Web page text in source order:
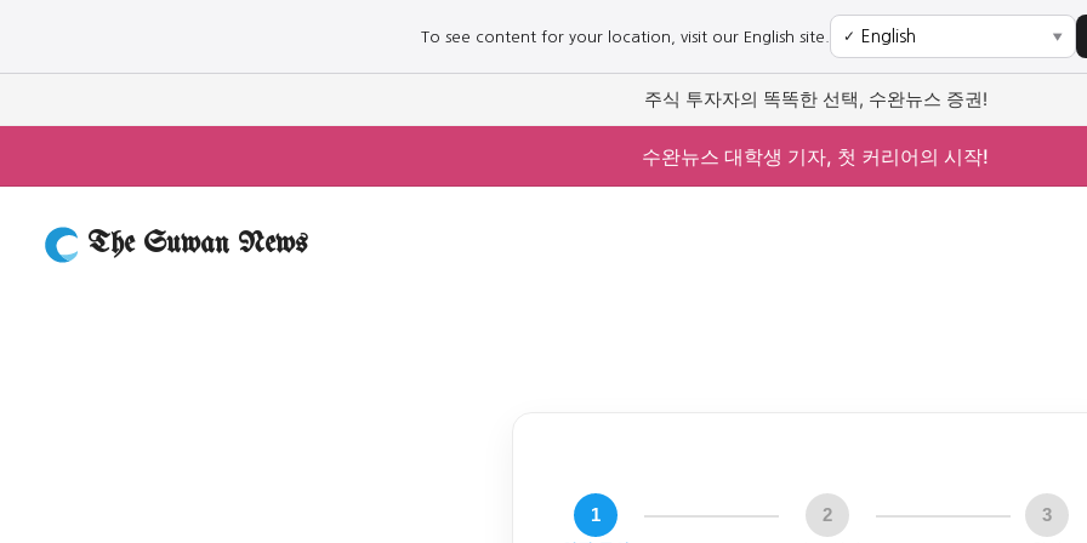
To see content for your location, visit our English site. ✓ ▼
주식 투자자의 똑똑한 선택, 수완뉴스 증권!
수완뉴스 대학생 기자, 첫 커리어의 시작!
The Suwan News
1 2 3